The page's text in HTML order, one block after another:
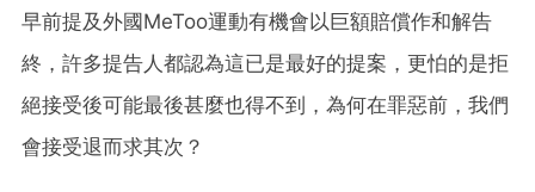
早前提及外國MeToo運動有機會以巨額賠償作和解告
終，許多提告人都認為這已是最好的提案，更怕的是拒
絕接受後可能最後甚麼也得不到，為何在罪惡前，我們
會接受退而求其次？